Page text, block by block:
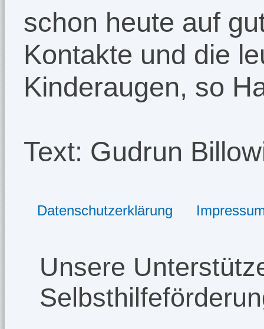
schon heute auf
Kontakte und die
Kinderaugen, so
Text: Gudrun
Datenschutzerklärung
Unsere